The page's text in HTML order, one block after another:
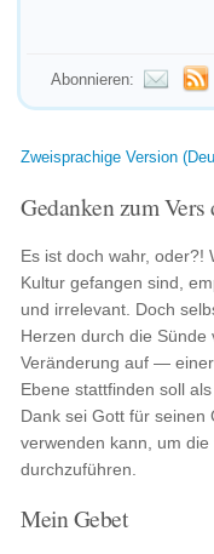
Abonnieren:
Zweisprachige Version
Gedanken zum Vers
Es ist doch wahr, oder?!
Kultur gefangen sind,
und irrelevant. Doch
Herzen durch die
Veränderung auf —
Ebene stattfinden soll
Dank sei Gott für seinen
verwenden kann, um
durchzuführen.
Mein Gebet